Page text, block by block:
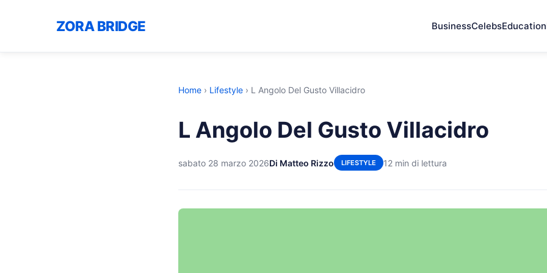
ZORA BRIDGE BusinessCelebsEducation
Home › Lifestyle › L Angolo Del Gusto Villacidro
L Angolo Del Gusto Villacidro
sabato 28 marzo 2026Di Matteo Rizzo LIFESTYLE 12 min di lettura